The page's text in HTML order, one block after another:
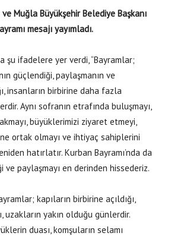
Muğla Büyükşehir Belediye Başkanı
mesajı yayımladı.
şu ifadelere yer verdi, “Bayramlar;
güçlendiği, paylaşmanın ve
insanların birbirine daha fazla
Aynı sofranın etrafında buluşmayı,
büyüklerimizi ziyaret etmeyi,
ortak olmayı ve ihtiyaç sahiplerini
hatırlatır. Kurban Bayramı’nda da
ve paylaşmayı en derinden hissederiz.
kapıların birbirine açıldığı,
uzakların yakın olduğu günlerdir.
duası, komşuların selamı